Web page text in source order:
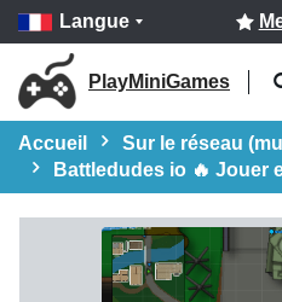
Langue
PlayMiniGames
Accueil
Sur le réseau
Battledudes io 🔥 Jouer